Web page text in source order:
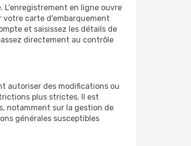
L'enregistrement en ligne ouvre
votre carte d'embarquement
et saisissez les détails de
directement au contrôle
autoriser des modifications ou
plus strictes. Il est
notamment sur la gestion de
générales susceptibles